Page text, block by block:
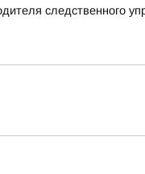
следственного